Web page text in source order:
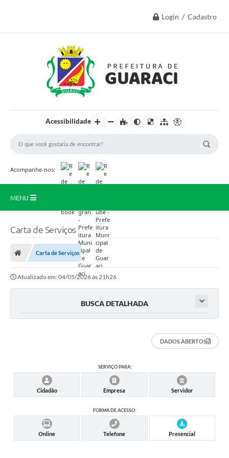
Login / Cadastro
Acessibilidade
Acompanhe-nos:
MENU
Nossa Cidade
Secretarias
Galeria de Fotos
Contratos
Carta de Serviços
Carta de Serviços
Atualizado em: 04/05/2026 às 21h26
BUSCA DETALHADA
DADOS ABERTOS
SERVIÇO PARA:
Cidadão Empresa Servidor
FORMA DE ACESSO:
Online Telefone Presencial